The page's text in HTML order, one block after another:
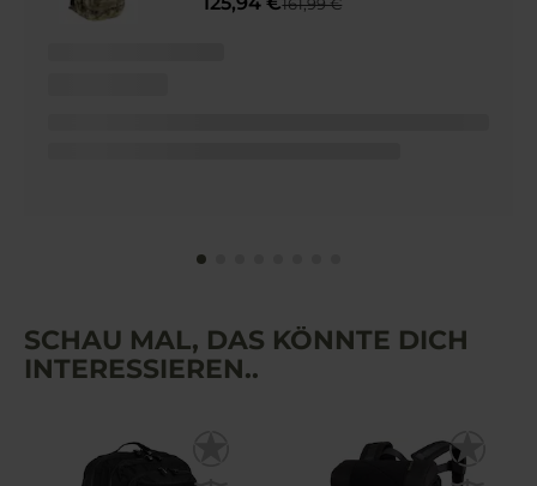
SCHAU MAL, DAS KÖNNTE DICH
INTERESSIEREN..